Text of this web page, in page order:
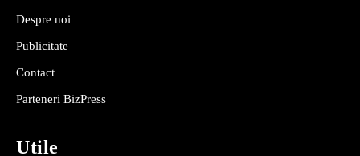
Despre noi
Publicitate
Contact
Parteneri BizPress
Utile